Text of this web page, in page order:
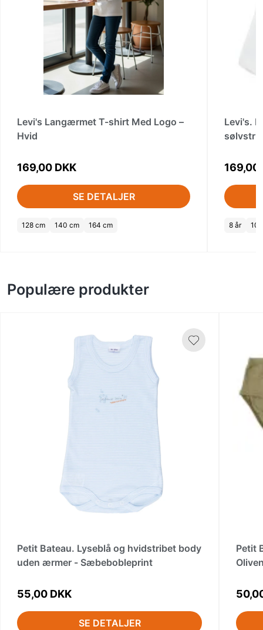
Levi's Langærmet T-shirt Med Logo –
Hvid
169,00 DKK
SE DETALJER
128 cm 140 cm 164 cm
Levi's.
169,00
8 år 10
Populære produkter
Petit Bateau. Lyseblå og hvidstribet body
uden ærmer - Sæbebobleprint
55,00 DKK
SE DETALJER
Petit